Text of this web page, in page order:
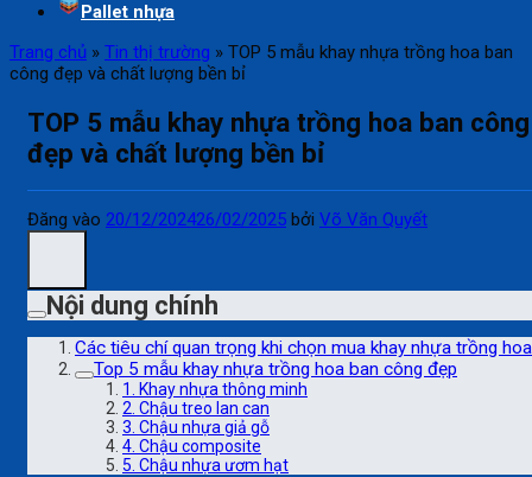
Pallet nhựa
Trang chủ » Tin thị trường » TOP 5 mẫu khay nhựa trồng hoa ban
công đẹp và chất lượng bền bỉ
TOP 5 mẫu khay nhựa trồng hoa ban công
đẹp và chất lượng bền bỉ
Đăng vào 20/12/202426/02/2025 bởi Võ Văn Quyết
Nội dung chính
Các tiêu chí quan trọng khi chọn mua khay nhựa trồng hoa
Top 5 mẫu khay nhựa trồng hoa ban công đẹp
1. Khay nhựa thông minh
2. Chậu treo lan can
3. Chậu nhựa giả gỗ
4. Chậu composite
5. Chậu nhựa ươm hạt